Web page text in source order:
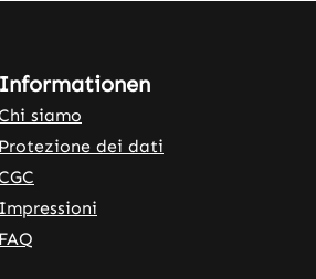
Informationen
siamo
Protezione dei dati
Impressioni
FAQ